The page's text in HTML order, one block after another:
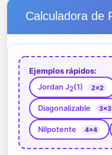
Calculadora de
Ejemplos rápidos:
Jordan J2(1) 2×2
Diagonalizable 3×3
Nilpotente 4×4